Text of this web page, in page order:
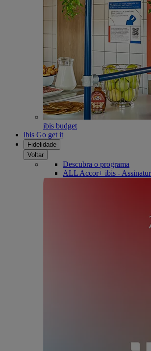
ibis budget
ibis Go get it
Fidelidade
Voltar
Descubra o programa
ALL Accor+ ibis -